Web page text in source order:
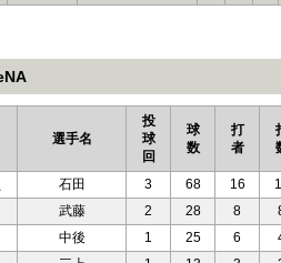
選手名
投
球
回
球
数
打
者
石田 3 68 16
武藤
2 28 8
中後
1 25 6